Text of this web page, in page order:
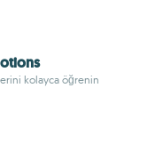
kolayca öğrenin